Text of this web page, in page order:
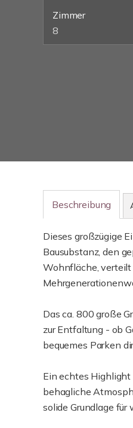
Zimmer
8
Beschreibung
Dieses großzügige
Bausubstanz, den
Wohnfläche, verteilt
Das ca. 800 große
zur Entfaltung - ob
bequemes Parken
Ein echtes
behagliche
solide Grundlage